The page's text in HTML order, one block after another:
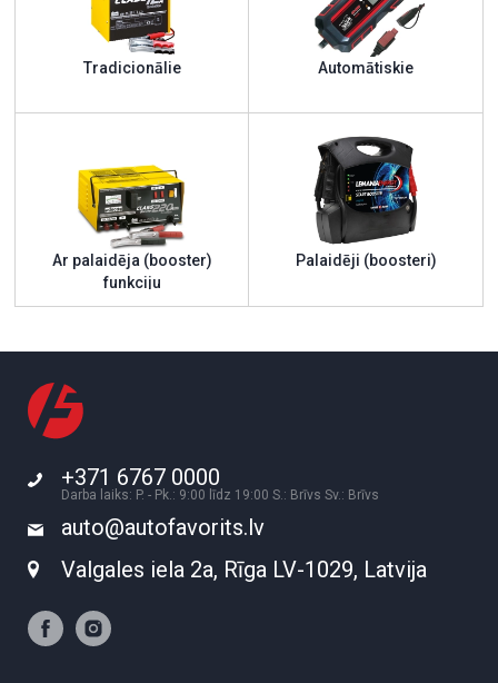
Tradicionālie Automātiskie
Ar palaidēja (booster)
funkciju
Palaidēji (boosteri)
+371 6767 0000
Darba laiks: P. - Pk.: 9:00 līdz 19:00 S.: Brīvs Sv.: Brīvs
auto@autofavorits.lv
Valgales iela 2a, Rīga LV-1029, Latvija